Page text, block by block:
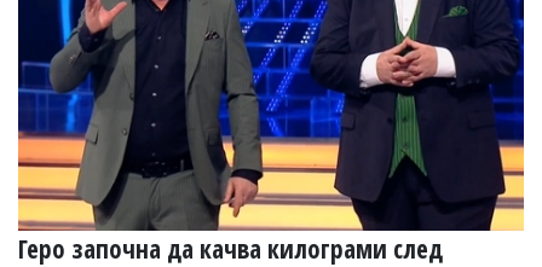
Геро започна да качва килограми след